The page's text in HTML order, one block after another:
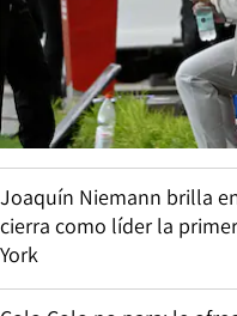
Joaquín Niemann brilla
cierra como líder la
York